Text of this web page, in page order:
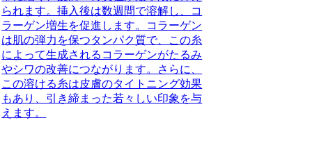
られます。挿入後は数週間で溶解し、コ
ラーゲン増生を促進します。コラーゲン
は肌の弾力を保つタンパク質で、この糸
によって生成されるコラーゲンがたるみ
やシワの改善につながります。さらに、
この溶ける糸は皮膚のタイトニング効果
もあり、引き締まった若々しい印象を与
えます。